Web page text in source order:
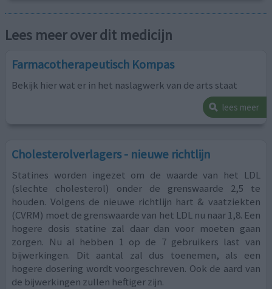
Lees meer over dit medicijn
Farmacotherapeutisch Kompas
Bekijk hier wat er in het naslagwerk van de arts staat
lees meer
Cholesterolverlagers - nieuwe richtlijn
Statines worden ingezet om de waarde van het LDL
(slechte cholesterol) onder de grenswaarde 2,5 te
houden. Volgens de nieuwe richtlijn hart & vaatziekten
(CVRM) moet de grenswaarde van het LDL nu naar 1,8. Een
hogere dosis statine zal daar dan voor moeten gaan
zorgen. Nu al hebben 1 op de 7 gebruikers last van
bijwerkingen. Dit aantal zal dus toenemen, als een
hogere dosering wordt voorgeschreven. Ook de aard van
de bijwerkingen zullen heftiger zijn.